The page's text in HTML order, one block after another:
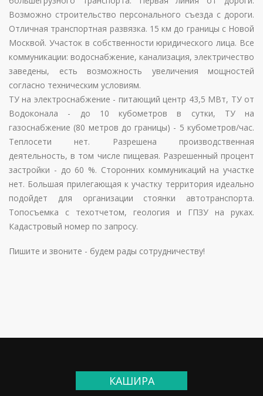
Возможно строительство персонального съезда с дороги.
Отличная транспортная развязка. 15 км до границы с Новой
Москвой. Участок в собственности юридического лица. Все
коммуникации: водоснабжение, канализация, электричество
заведены, есть возможность увеличения мощностей
согласно техническим условиям.
ТУ на электроснабжение - питающий центр 43,5 МВт, ТУ от
Водоконала - до 10 кубометров в сутки, ТУ на
газоснабжение (80 метров до границы) - 5 кубометров/час.
Теплосети нет. Разрешена производственная
деятельность, в том числе пищевая. Разрешенный процент
застройки - до 60 %. Сторонних коммуникаций на участке
нет. Большая прилегающая к участку территория идеально
подойдет для организации стоянки автотранспорта.
Топосъемка с техотчетом, геология и ГПЗУ на руках.
Кадастровый номер по запросу.
Пишите и звоните - будем рады сотрудничеству!
КАШИРА